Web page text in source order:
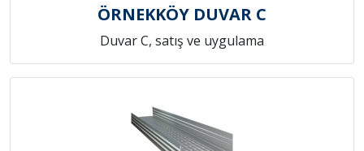
ÖRNEKKÖY DUVAR C
Duvar C, satış ve uygulama